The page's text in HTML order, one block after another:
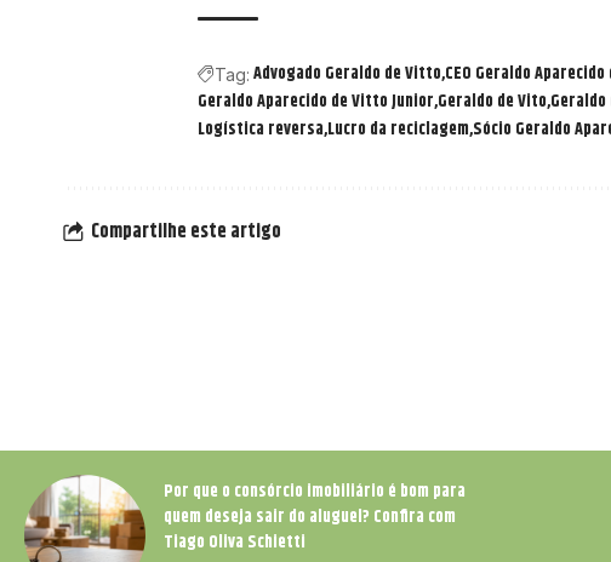
Tag: Advogado Geraldo de Vitto CEO Geraldo
Geraldo Aparecido de Vitto Junior Geraldo de Vito
Logística reversa Lucro da reciclagem Sócio Geraldo
Compartilhe este artigo
Por que o consórcio imobiliário é bom para
quem deseja sair do aluguel? Confira com
Tiago Oliva Schietti